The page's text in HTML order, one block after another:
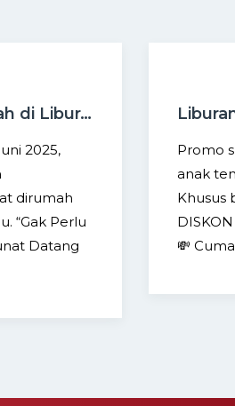
Promo Sunat Dirumah di Liburan Sekolah Juni 2025
2025,
dirumah
“Gak Perlu
Datang
Promo
anak
Khusus
💸